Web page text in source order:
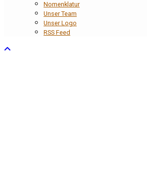
Nomenklatur
Unser Team
Unser Logo
RSS Feed